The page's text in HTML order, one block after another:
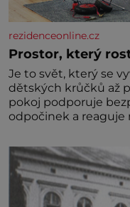
rezidenceonline.cz
Prostor, který
Je to svět, který se
dětských krůčků až
pokoj podporuje
odpočinek a reaguje
jednoduchost,
miminka měl
Předškolní věk je